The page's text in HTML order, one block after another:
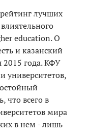
лучших
education. О
и казанский
2015 года. КФУ
университетов,
что всего в
мира
в нем - лишь